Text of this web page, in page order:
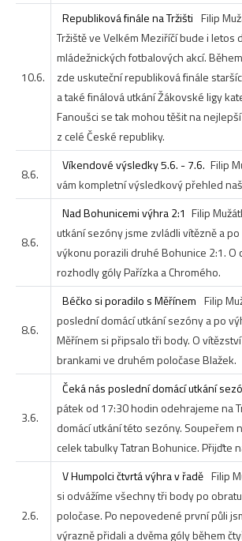
10.6.
Republiková finále na Tržišti Filip
Tržiště ve Velkém Meziříčí bude i letos
mládežnických fotbalových akcí.
zde uskuteční republiková finále
a také finálová utkání Žákovské ligy
Fanoušci se tak mohou těšit na
z celé České republiky.
8.6.
Víkendové výsledky 5.6. - 7.6. Filip
vám kompletní výsledkový přehled
8.6.
Nad Bohunicemi výhra 2:1 Filip
utkání sezóny jsme zvládli vítězně a
výkonu porazili druhé Bohunice 2:1. O
rozhodly góly Pařízka a Chromého.
8.6.
Béčko si poradilo s Měřínem Filip
poslední domácí utkání sezóny a po
Měřínem si připsalo tři body. O
brankami ve druhém poločase Blažek.
3.6.
Čeká nás poslední domácí utkání
pátek od 17:30 hodin odehrajeme na
domácí utkání této sezóny. Soupeřem
celek tabulky Tatran Bohunice. Přijďte
2.6.
V Humpolci čtvrtá výhra v řadě Filip
si odvážíme všechny tři body po
poločase. Po nepovedené první půli
výrazně přidali a dvěma góly během